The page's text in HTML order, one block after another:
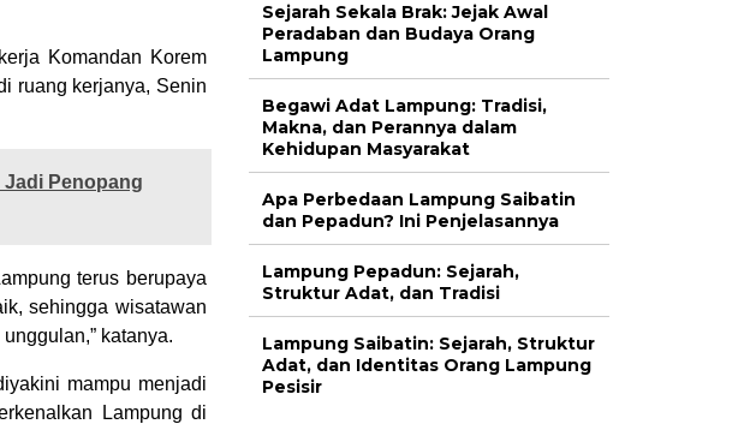
Komandan Korem
ruang kerjanya, Senin
Jadi Penopang
terus berupaya
sehingga wisatawan
katanya.
mampu menjadi
Lampung di
Sejarah Sekala Brak: Jejak Awal
Peradaban dan Budaya Orang
Lampung
Begawi Adat Lampung: Tradisi,
Makna, dan Perannya dalam
Kehidupan Masyarakat
Apa Perbedaan Lampung Saibatin
dan Pepadun? Ini Penjelasannya
Lampung Pepadun: Sejarah,
Struktur Adat, dan Tradisi
Lampung Saibatin: Sejarah, Struktur
Adat, dan Identitas Orang Lampung
Pesisir